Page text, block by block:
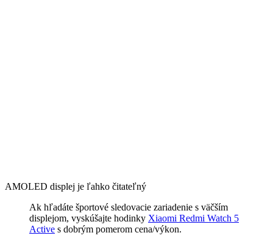
AMOLED displej je ľahko čitateľný
Ak hľadáte športové sledovacie zariadenie s väčším
displejom, vyskúšajte hodinky Xiaomi Redmi Watch 5
Active s dobrým pomerom cena/výkon.